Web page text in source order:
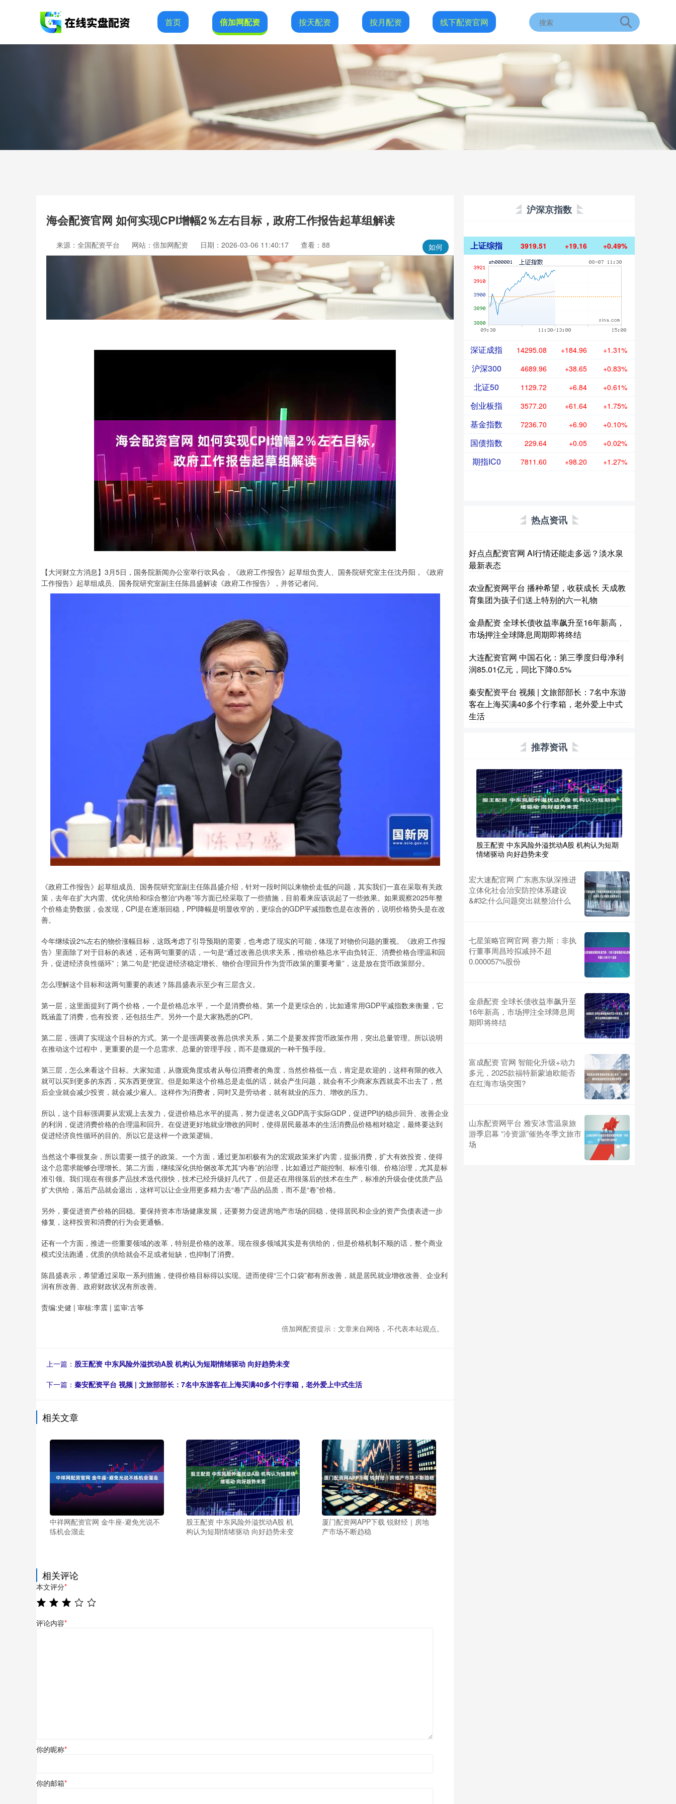
首页 倍加网配资 按天配资 按月配资 线下配资官网
海会配资官网 如何实现CPI增幅2％左右目标，政府工作报告起草组解读
如何
来源：全国配资平台 网站：倍加网配资 日期：2026-03-06 11:40:17 查看：88
【大河财立方消息】3月5日，国务院新闻办公室举行吹风会，《政府工作报告》起草组负责人、国务院研究室主任沈丹阳，《政府
工作报告》起草组成员、国务院研究室副主任陈昌盛解读《政府工作报告》，并答记者问。
《政府工作报告》起草组成员、国务院研究室副主任陈昌盛介绍，针对一段时间以来物价走低的问题，其实我们一直在采取有关政
策，去年在扩大内需、优化供给和综合整治“内卷”等方面已经采取了一些措施，目前看来应该说起了一些效果。如果观察2025年整
个价格走势数据，会发现，CPI是在逐渐回稳，PPI降幅是明显收窄的，更综合的GDP平减指数也是在改善的，说明价格势头是在改
善。
今年继续设2%左右的物价涨幅目标，这既考虑了引导预期的需要，也考虑了现实的可能，体现了对物价问题的重视。《政府工作报
告》里面除了对于目标的表述，还有两句重要的话，一句是“通过改善总供求关系，推动价格总水平由负转正、消费价格合理温和回
升，促进经济良性循环”；第二句是“把促进经济稳定增长、物价合理回升作为货币政策的重要考量”，这是放在货币政策部分。
怎么理解这个目标和这两句重要的表述？陈昌盛表示至少有三层含义。
第一层，这里面提到了两个价格，一个是价格总水平，一个是消费价格。第一个是更综合的，比如通常用GDP平减指数来衡量，它
既涵盖了消费，也有投资，还包括生产。另外一个是大家熟悉的CPI。
第二层，强调了实现这个目标的方式。第一个是强调要改善总供求关系，第二个是要发挥货币政策作用，突出总量管理。所以说明
在推动这个过程中，更重要的是一个总需求、总量的管理手段，而不是微观的一种干预手段。
第三层，怎么来看这个目标。大家知道，从微观角度或者从每位消费者的角度，当然价格低一点，肯定是欢迎的，这样有限的收入
就可以买到更多的东西，买东西更便宜。但是如果这个价格总是走低的话，就会产生问题，就会有不少商家东西就卖不出去了，然
后企业就会减少投资，就会减少雇人。这样作为消费者，同时又是劳动者，就有就业的压力、增收的压力。
所以，这个目标强调要从宏观上去发力，促进价格总水平的提高，努力促进名义GDP高于实际GDP，促进PPI的稳步回升、改善企业
的利润，促进消费价格的合理温和回升。在促进更好地就业增收的同时，使得居民最基本的生活消费品价格相对稳定，最终要达到
促进经济良性循环的目的。所以它是这样一个政策逻辑。
当然这个事很复杂，所以需要一揽子的政策。一个方面，通过更加积极有为的宏观政策来扩内需，提振消费，扩大有效投资，使得
这个总需求能够合理增长。第二方面，继续深化供给侧改革尤其“内卷”的治理，比如通过产能控制、标准引领、价格治理，尤其是标
准引领。我们现在有很多产品技术迭代很快，技术已经升级好几代了，但是还在用很落后的技术在生产，标准的升级会使优质产品
扩大供给，落后产品就会退出，这样可以让企业用更多精力去“卷”产品的品质，而不是“卷”价格。
另外，要促进资产价格的回稳。要保持资本市场健康发展，还要努力促进房地产市场的回稳，使得居民和企业的资产负债表进一步
修复，这样投资和消费的行为会更通畅。
还有一个方面，推进一些重要领域的改革，特别是价格的改革。现在很多领域其实是有供给的，但是价格机制不顺的话，整个商业
模式没法跑通，优质的供给就会不足或者短缺，也抑制了消费。
陈昌盛表示，希望通过采取一系列措施，使得价格目标得以实现。进而使得“三个口袋”都有所改善，就是居民就业增收改善、企业利
润有所改善、政府财政状况有所改善。
责编:史健 | 审核:李震 | 监审:古筝
倍加网配资提示：文章来自网络，不代表本站观点。
上一篇： 股王配资 中东风险外溢扰动A股 机构认为短期情绪驱动 向好趋势未变
下一篇： 秦安配资平台 视频 | 文旅部部长：7名中东游客在上海买满40多个行李箱，老外爱上中式生活
相关文章
中祥网配资官网 金牛座-避免光说不
练机会溜走
股王配资 中东风险外溢扰动A股 机
构认为短期情绪驱动 向好趋势未变
厦门配资网APP下载 锐财经｜房地
产市场不断趋稳
相关评论
本文评分*
评论内容*
你的昵称*
你的邮箱*
沪深京指数
上证综指 3919.51 +19.16 +0.49%
深证成指 14295.08 +184.96 +1.31%
沪深300 4689.96 +38.65 +0.83%
北证50 1129.72 +6.84 +0.61%
创业板指 3577.20 +61.64 +1.75%
基金指数 7236.70 +6.90 +0.10%
国债指数 229.64 +0.05 +0.02%
期指IC0 7811.60 +98.20 +1.27%
热点资讯
好点点配资官网 AI行情还能走多远？淡水泉
最新表态
农业配资网平台 播种希望，收获成长 天成教
育集团为孩子们送上特别的六一礼物
金鼎配资 全球长债收益率飙升至16年新高，
市场押注全球降息周期即将终结
大连配资官网 中国石化：第三季度归母净利
润85.01亿元，同比下降0.5%
秦安配资平台 视频 | 文旅部部长：7名中东游
客在上海买满40多个行李箱，老外爱上中式
生活
推荐资讯
股王配资 中东风险外溢扰动A股 机构认为短期
情绪驱动 向好趋势未变
宏大速配官网 广东惠东纵深推进
立体化社会治安防控体系建设
&#32;什么问题突出就整治什么
七星策略官网官网 赛力斯：非执
行董事周昌玲拟减持不超
0.000057%股份
金鼎配资 全球长债收益率飙升至
16年新高，市场押注全球降息周
期即将终结
富成配资 官网 智能化升级+动力
多元，2025款福特新蒙迪欧能否
在红海市场突围?
山东配资网平台 雅安冰雪温泉旅
游季启幕 “冷资源”催热冬季文旅市
场